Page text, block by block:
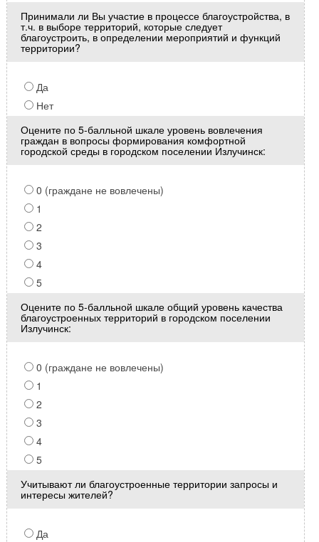
Принимали ли Вы участие в процессе благоустройства, в
т.ч. в выборе территорий, которые следует
благоустроить, в определении мероприятий и функций
территории?
Да
Нет
Оцените по 5-балльной шкале уровень вовлечения
граждан в вопросы формирования комфортной
городской среды в городском поселении Излучинск:
0 (граждане не вовлечены)
1
2
3
4
5
Оцените по 5-балльной шкале общий уровень качества
благоустроенных территорий в городском поселении
Излучинск:
0 (граждане не вовлечены)
1
2
3
4
5
Учитывают ли благоустроенные территории запросы и
интересы жителей?
Да